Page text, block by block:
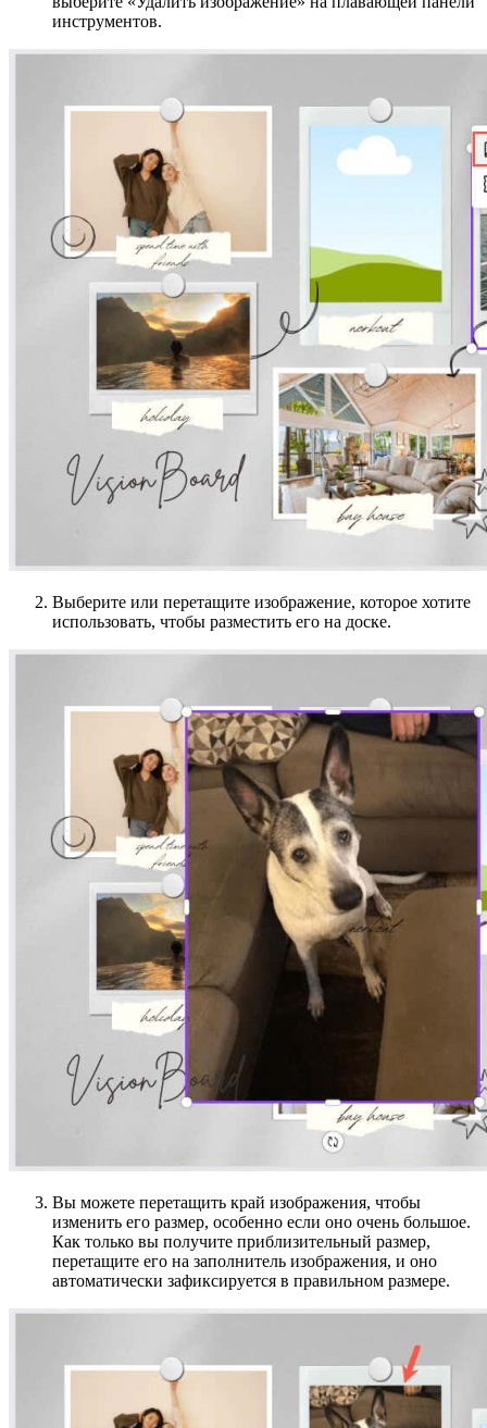
инструментов.
Выберите или перетащите изображение, которое хотите
использовать, чтобы разместить его на доске.
Вы можете перетащить край изображения, чтобы
изменить его размер, особенно если оно очень большое.
Как только вы получите приблизительный размер,
перетащите его на заполнитель изображения, и оно
автоматически зафиксируется в правильном размере.